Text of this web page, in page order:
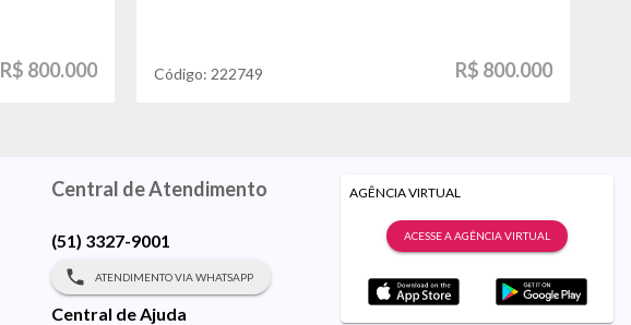
R$ 800.000 Código: 222749 R$ 800.000
Central de Atendimento
(51) 3327-9001
ATENDIMENTO VIA WHATSAPP
Central de Ajuda
AGÊNCIA VIRTUAL
ACESSE A AGÊNCIA VIRTUAL